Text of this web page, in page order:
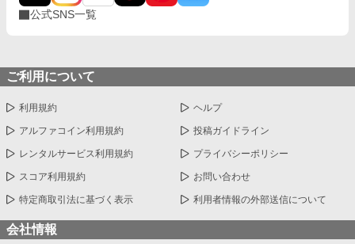
公式SNS一覧
ご利用について
利用規約 ヘルプ
アルファコイン利用規約 投稿ガイドライン
レンタルサービス利用規約 プライバシーポリシー
スコア利用規約 お問い合わせ
特定商取引法に基づく表示 利用者情報の外部送信について
会社情報